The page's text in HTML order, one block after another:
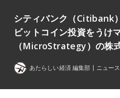
シティバンク（Citibank
ビットコイン投資をうけ
（MicroStrategy）の株
あたらしい経済 編集部 ニュース